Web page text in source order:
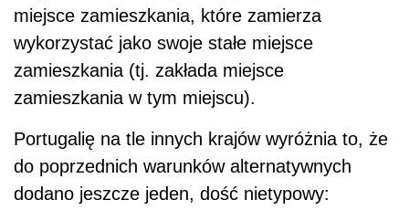
miejsce zamieszkania, które zamierza
wykorzystać jako swoje stałe miejsce
zamieszkania (tj. zakłada miejsce
zamieszkania w tym miejscu).
Portugalię na tle innych krajów wyróżnia to, że
do poprzednich warunków alternatywnych
dodano jeszcze jeden, dość nietypowy: